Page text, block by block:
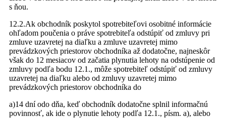
s ňou.
12.2.Ak obchodník poskytol spotrebiteľovi osobitné informácie
ohľadom poučenia o práve spotrebiteľa odstúpiť od zmluvy pri
zmluve uzavretej na diaľku a zmluve uzavretej mimo
prevádzkových priestorov obchodníka až dodatočne, najneskôr
však do 12 mesiacov od začatia plynutia lehoty na odstúpenie od
zmluvy podľa bodu 12.1., môže spotrebiteľ odstúpiť od zmluvy
uzavretej na diaľku alebo od zmluvy uzavretej mimo
prevádzkových priestorov obchodníka do
a)14 dní odo dňa, keď obchodník dodatočne splnil informačnú
povinnosť, ak ide o plynutie lehoty podľa 12.1., písm. a), alebo